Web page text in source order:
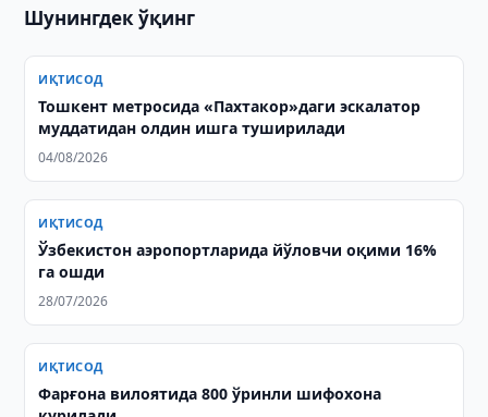
Шунингдек ўқинг
ИҚТИСОД
Тошкент метросида «Пахтакор»даги эскалатор
муддатидан олдин ишга туширилади
04/08/2026
ИҚТИСОД
Ўзбекистон аэропортларида йўловчи оқими 16%
га ошди
28/07/2026
ИҚТИСОД
Фарғона вилоятида 800 ўринли шифохона